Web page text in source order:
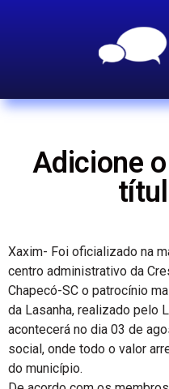
Adicione
Xaxim- Foi oficializado na
centro administrativo da
Chapecó-SC o patrocínio
da Lasanha, realizado pelo
acontecerá no dia 03 de
social, onde todo o valor
do município.